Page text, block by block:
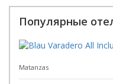
Популярные
Matanzas